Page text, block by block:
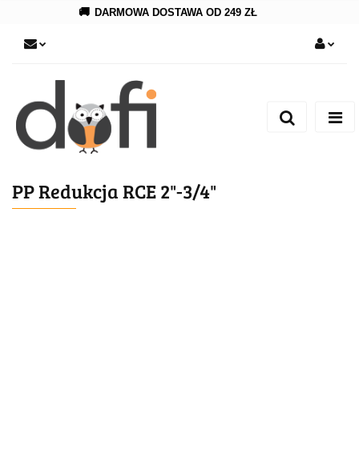
🚚 DARMOWA DOSTAWA OD 249 ZŁ
Zarejestruj się
PP Redukcja RCE 2"-3/4"